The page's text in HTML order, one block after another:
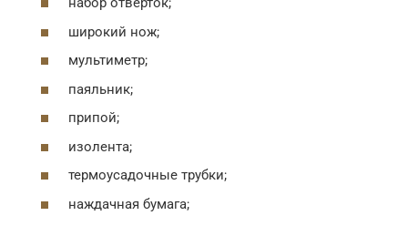
широкий нож;
мультиметр;
паяльник;
припой;
изолента;
термоусадочные трубки;
наждачная бумага;